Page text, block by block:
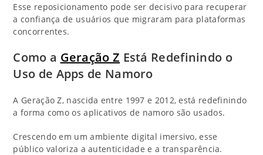
Esse reposicionamento pode ser decisivo para recuperar
a confiança de usuários que migraram para plataformas
concorrentes.
Como a Geração Z Está Redefinindo o
Uso de Apps de Namoro
A Geração Z, nascida entre 1997 e 2012, está redefinindo
a forma como os aplicativos de namoro são usados.
Crescendo em um ambiente digital imersivo, esse
público valoriza a autenticidade e a transparência.